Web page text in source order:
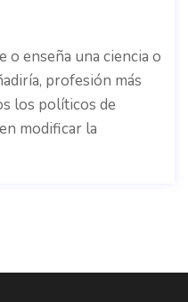
o enseña una ciencia o
profesión más
los políticos de
modificar la